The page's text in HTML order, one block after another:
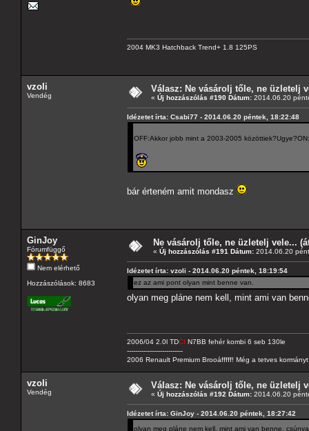
2004 MK3 Hatchback Trend+ 1.8 125PS
vzoli
Vendég
Válasz: Ne vásárolj tőle, ne üzletelj
« Új hozzászólás #190 Dátum: 2014.06.20
Idézetet írta: Csabi77 - 2014.06.20 péntek, 18:22:48
OFF:Akkor jobb mint a 2003-2005 közöttiek?Ugye?ON:
bár érteném amit mondasz
GinJoy
Fórumfüggő
Nem elérhető
Hozzászólások: 8683
Ne vásárolj tőle, ne üzletelj vele...
« Új hozzászólás #191 Dátum: 2014.06.20
Idézetet írta: vzoli - 2014.06.20 péntek, 18:19:54
ez az ami pont olyan mint benne van.
olyan meg pláne nem kell, mint ami van
2006/04 2.0l TDCI N7BB fehér kombi 6 seb 130le
---------------------------
2006 Renault Premium Brooáfffff! Még a tetves
vzoli
Vendég
Válasz: Ne vásárolj tőle, ne üzletelj
« Új hozzászólás #192 Dátum: 2014.06.20
Idézetet írta: GinJoy - 2014.06.20 péntek, 18:27:42
olyan meg pláne nem kell, mint ami van benne.